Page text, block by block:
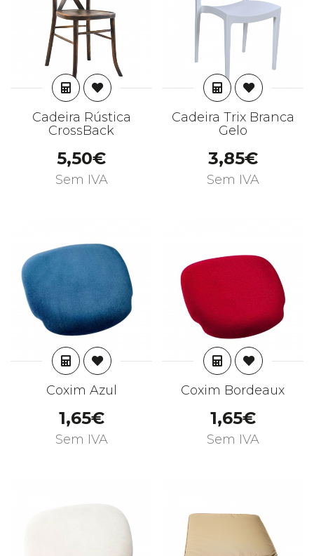
ADICIONAR
Cadeira Rústica
CrossBack
5,50€
Sem IVA
ADICIONAR
Cadeira Trix Branca
Gelo
3,85€
Sem IVA
ADICIONAR
Coxim Azul
1,65€
Sem IVA
ADICIONAR
Coxim Bordeaux
1,65€
Sem IVA